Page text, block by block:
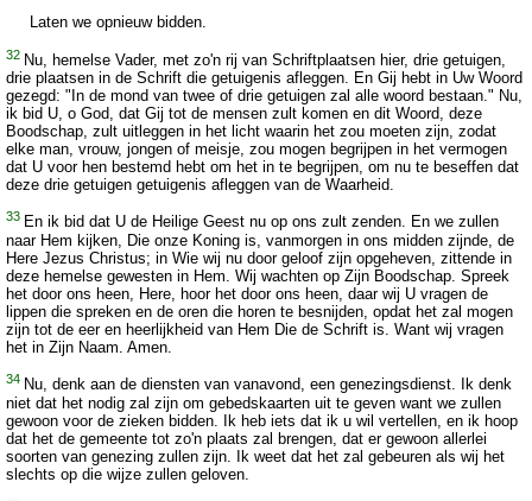
Laten we opnieuw bidden.
32 Nu, hemelse Vader, met zo'n rij van Schriftplaatsen hier, drie getuigen,
drie plaatsen in de Schrift die getuigenis afleggen. En Gij hebt in Uw Woord
gezegd: "In de mond van twee of drie getuigen zal alle woord bestaan." Nu,
ik bid U, o God, dat Gij tot de mensen zult komen en dit Woord, deze
Boodschap, zult uitleggen in het licht waarin het zou moeten zijn, zodat
elke man, vrouw, jongen of meisje, zou mogen begrijpen in het vermogen
dat U voor hen bestemd hebt om het in te begrijpen, om nu te beseffen dat
deze drie getuigen getuigenis afleggen van de Waarheid.
33 En ik bid dat U de Heilige Geest nu op ons zult zenden. En we zullen
naar Hem kijken, Die onze Koning is, vanmorgen in ons midden zijnde, de
Here Jezus Christus; in Wie wij nu door geloof zijn opgeheven, zittende in
deze hemelse gewesten in Hem. Wij wachten op Zijn Boodschap. Spreek
het door ons heen, Here, hoor het door ons heen, daar wij U vragen de
lippen die spreken en de oren die horen te besnijden, opdat het zal mogen
zijn tot de eer en heerlijkheid van Hem Die de Schrift is. Want wij vragen
het in Zijn Naam. Amen.
34 Nu, denk aan de diensten van vanavond, een genezingsdienst. Ik denk
niet dat het nodig zal zijn om gebedskaarten uit te geven want we zullen
gewoon voor de zieken bidden. Ik heb iets dat ik u wil vertellen, en ik hoop
dat het de gemeente tot zo'n plaats zal brengen, dat er gewoon allerlei
soorten van genezing zullen zijn. Ik weet dat het zal gebeuren als wij het
slechts op die wijze zullen geloven.